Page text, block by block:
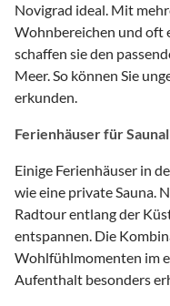
Novigrad ideal. Mit
Wohnbereichen und oft
schaffen sie den
Meer. So können Sie
erkunden.
Ferienhäuser für
Einige Ferienhäuser in
wie eine private Sauna.
Radtour entlang der
entspannen. Die
Wohlfühlmomenten im
Aufenthalt besonders